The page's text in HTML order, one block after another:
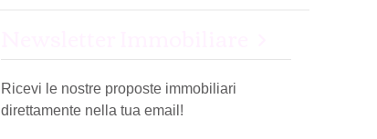
Ricevi le nostre proposte immobiliari
direttamente nella tua email!